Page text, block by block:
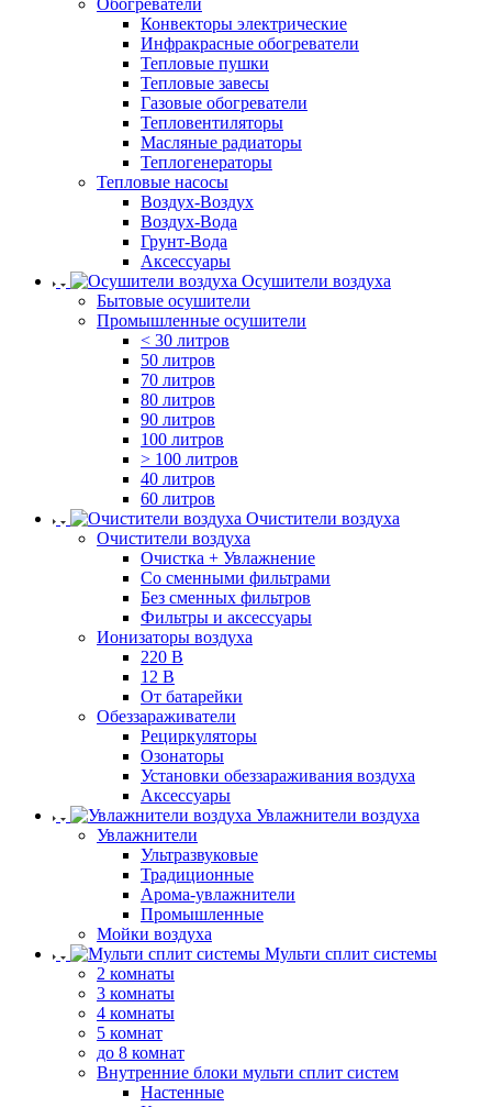
Обогреватели
Конвекторы электрические
Инфракрасные обогреватели
Тепловые пушки
Тепловые завесы
Газовые обогреватели
Тепловентиляторы
Масляные радиаторы
Теплогенераторы
Тепловые насосы
Воздух-Воздух
Воздух-Вода
Грунт-Вода
Аксессуары
Осушители воздуха
Бытовые осушители
Промышленные осушители
< 30 литров
50 литров
70 литров
80 литров
90 литров
100 литров
> 100 литров
40 литров
60 литров
Очистители воздуха
Очистители воздуха
Очистка + Увлажнение
Cо сменными фильтрами
Без сменных фильтров
Фильтры и аксессуары
Ионизаторы воздуха
220 В
12 В
От батарейки
Обеззараживатели
Рециркуляторы
Озонаторы
Установки обеззараживания воздуха
Аксессуары
Увлажнители воздуха
Увлажнители
Ультразвуковые
Традиционные
Арома-увлажнители
Промышленные
Мойки воздуха
Мульти сплит системы
2 комнаты
3 комнаты
4 комнаты
5 комнат
до 8 комнат
Внутренние блоки мульти сплит систем
Настенные